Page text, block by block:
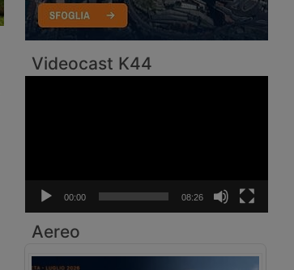
Videocast K44
00:00 08:26
Aereo